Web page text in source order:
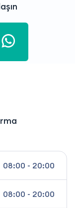
08:00 - 20:00
08:00 - 20:00